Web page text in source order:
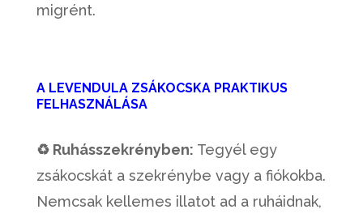
migrént.
A LEVENDULA ZSÁKOCSKA PRAKTIKUS
FELHASZNÁLÁSA
♻ Ruhásszekrényben: Tegyél egy
zsákocskát a szekrénybe vagy a fiókokba.
Nemcsak kellemes illatot ad a ruháidnak,